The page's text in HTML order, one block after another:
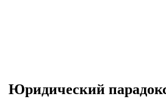
Юридический